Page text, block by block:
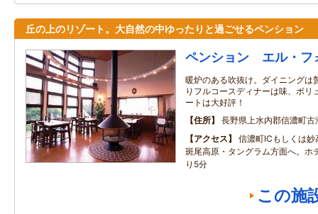
丘の上のリゾート。大自然の中ゆったりと過ごせるペンション
ペンション エル・フ
暖炉のある吹抜け。ダイニングは
りフルコースディナーは味、ボリ
ートは大好評！
住所
長野県上水内郡信濃町
アクセス
信濃町ICもしくは
斑尾高原・タングラム方面へ。ホ
り5分
この施